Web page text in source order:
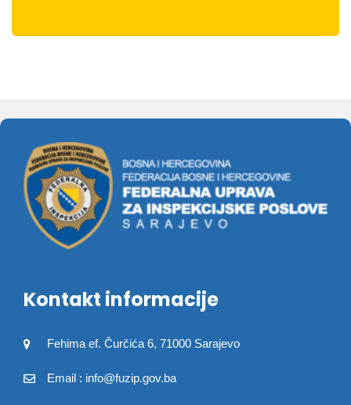
Kontakt informacije
Fehima ef. Čurčića 6, 71000 Sarajevo
Email : info@fuzip.gov.ba